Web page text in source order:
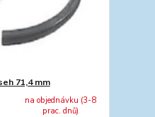
71,4 mm
na objednávku (3-8
prac. dnů)